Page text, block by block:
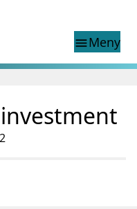
menuMeny
home page